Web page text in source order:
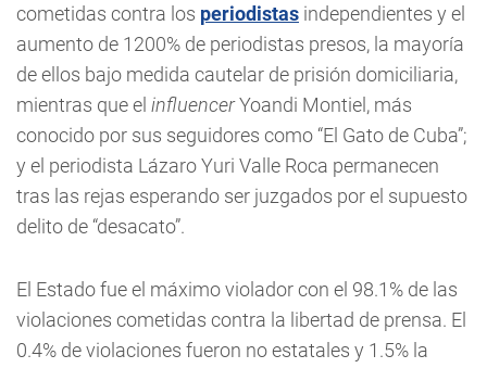
cometidas contra los periodistas independientes y el
aumento de 1200% de periodistas presos, la mayoría
de ellos bajo medida cautelar de prisión domiciliaria,
mientras que el influencerYoandi Montiel, más
conocido por sus seguidores como “El Gato de Cuba”;
y el periodista Lázaro Yuri Valle Roca permanecen
tras las rejas esperando ser juzgados por el supuesto
delito de “desacato”.
El Estado fue el máximo violador con el 98.1% de las
violaciones cometidas contra la libertad de prensa. El
0.4% de violaciones fueron no estatales y 1.5% la